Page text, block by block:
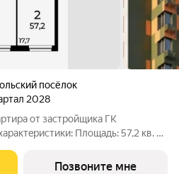
посёлок
2028
от зaстpойщика ГК
Площaдь: 57,2 кв. м
Позвоните мне